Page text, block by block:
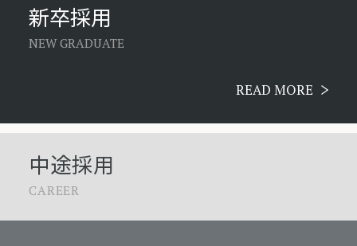
（ｆ）開示対象個人情報に該当する場合
の問合せ窓口
報について、1.開示、2.利用目的の通
停止または第三者への提供の停止、7.第
対応させていただきます。
請求様式（書面）等の詳細につきまして
新卒採用
NEW GRADUATE
READ MORE
中途採用
CAREER